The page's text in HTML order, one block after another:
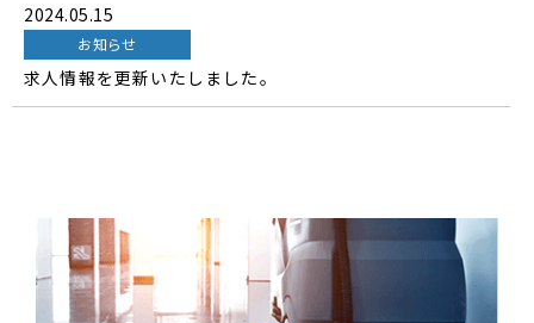
2024.05.15
お知らせ
求人情報を更新いたしました。